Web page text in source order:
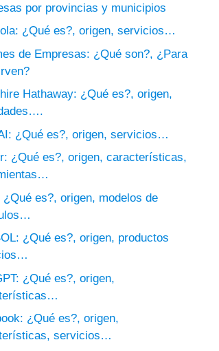
por provincias y municipios
¿Qué es?, origen, servicios…
de Empresas: ¿Qué son?, ¿Para
Hathaway: ¿Qué es?, origen,
¿Qué es?, origen, servicios…
¿Qué es?, origen, características,
¿Qué es?, origen, modelos de
¿Qué es?, origen, productos
¿Qué es?, origen,
¿Qué es?, origen,
servicios…